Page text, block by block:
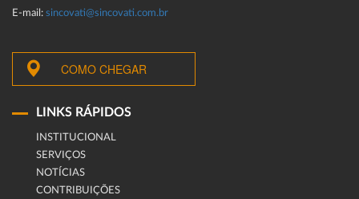
E-mail: sincovati@sincovati.com.br
COMO CHEGAR
LINKS RÁPIDOS
INSTITUCIONAL
SERVIÇOS
NOTÍCIAS
CONTRIBUIÇÕES